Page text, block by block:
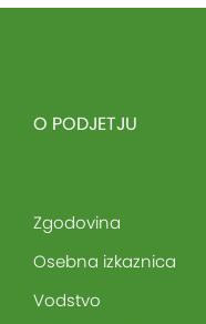
O PODJETJU
Zgodovina
Osebna izkaznica
Vodstvo